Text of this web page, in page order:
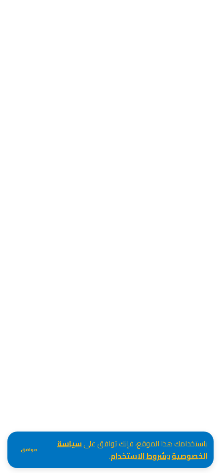
باستخدامك هذا الموقع، فإنك توافق علىسياسة
الخصوصيةوشروط الاستخدام. موافق